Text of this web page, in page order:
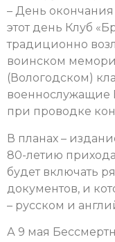
– День
этот день Клуб
традиционно
воинском
(Вологодском)
военнослужащие
при проводке
В планах –
80-летию
будет включать
документов, и
– русском и
А 9 мая